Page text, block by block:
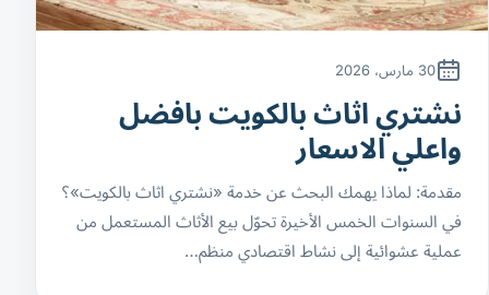
30 مارس، 2026
نشتري اثاث بالكويت بافضل
واعلي الاسعار
مقدمة: لماذا يهمك البحث عن خدمة «نشتري اثاث بالكويت»؟
في السنوات الخمس الأخيرة تحوّل بيع الأثاث المستعمل من
عملية عشوائية إلى نشاط اقتصادي منظم…